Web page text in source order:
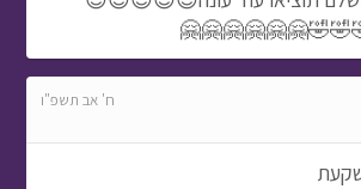
ח' אב תשפ"ו